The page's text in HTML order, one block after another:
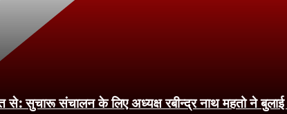
सुचारू संचालन के लिए अध्यक्ष रबीन्द्र नाथ महतो ने बुलाई